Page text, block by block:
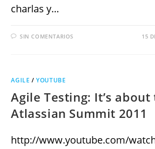
charlas y…
SIN COMENTARIOS 15
AGILE /YOUTUBE
Agile Testing: It’s about
Atlassian Summit 2011
http://www.youtube.com/